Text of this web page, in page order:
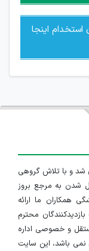
اینجا
تاریخ ۱۳۹۱/۱/۱۰ راه اندازی شد و با تلاش گروهی
شدن به مرجع بروز
همکاران ما ارائه
محترم
و خصوصی اداره
نمی باشد، این سایت